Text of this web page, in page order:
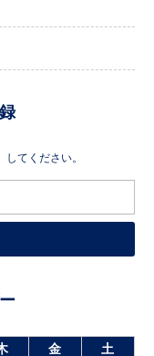
てください。
金
土